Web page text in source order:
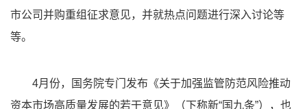
市公司并购重组征求意见，并就热点问题进行深入讨论等
等。
4月份，国务院专门发布《关于加强监管防范风险推动
资本市场高质量发展的若干意见》（下称新“国九条”），也